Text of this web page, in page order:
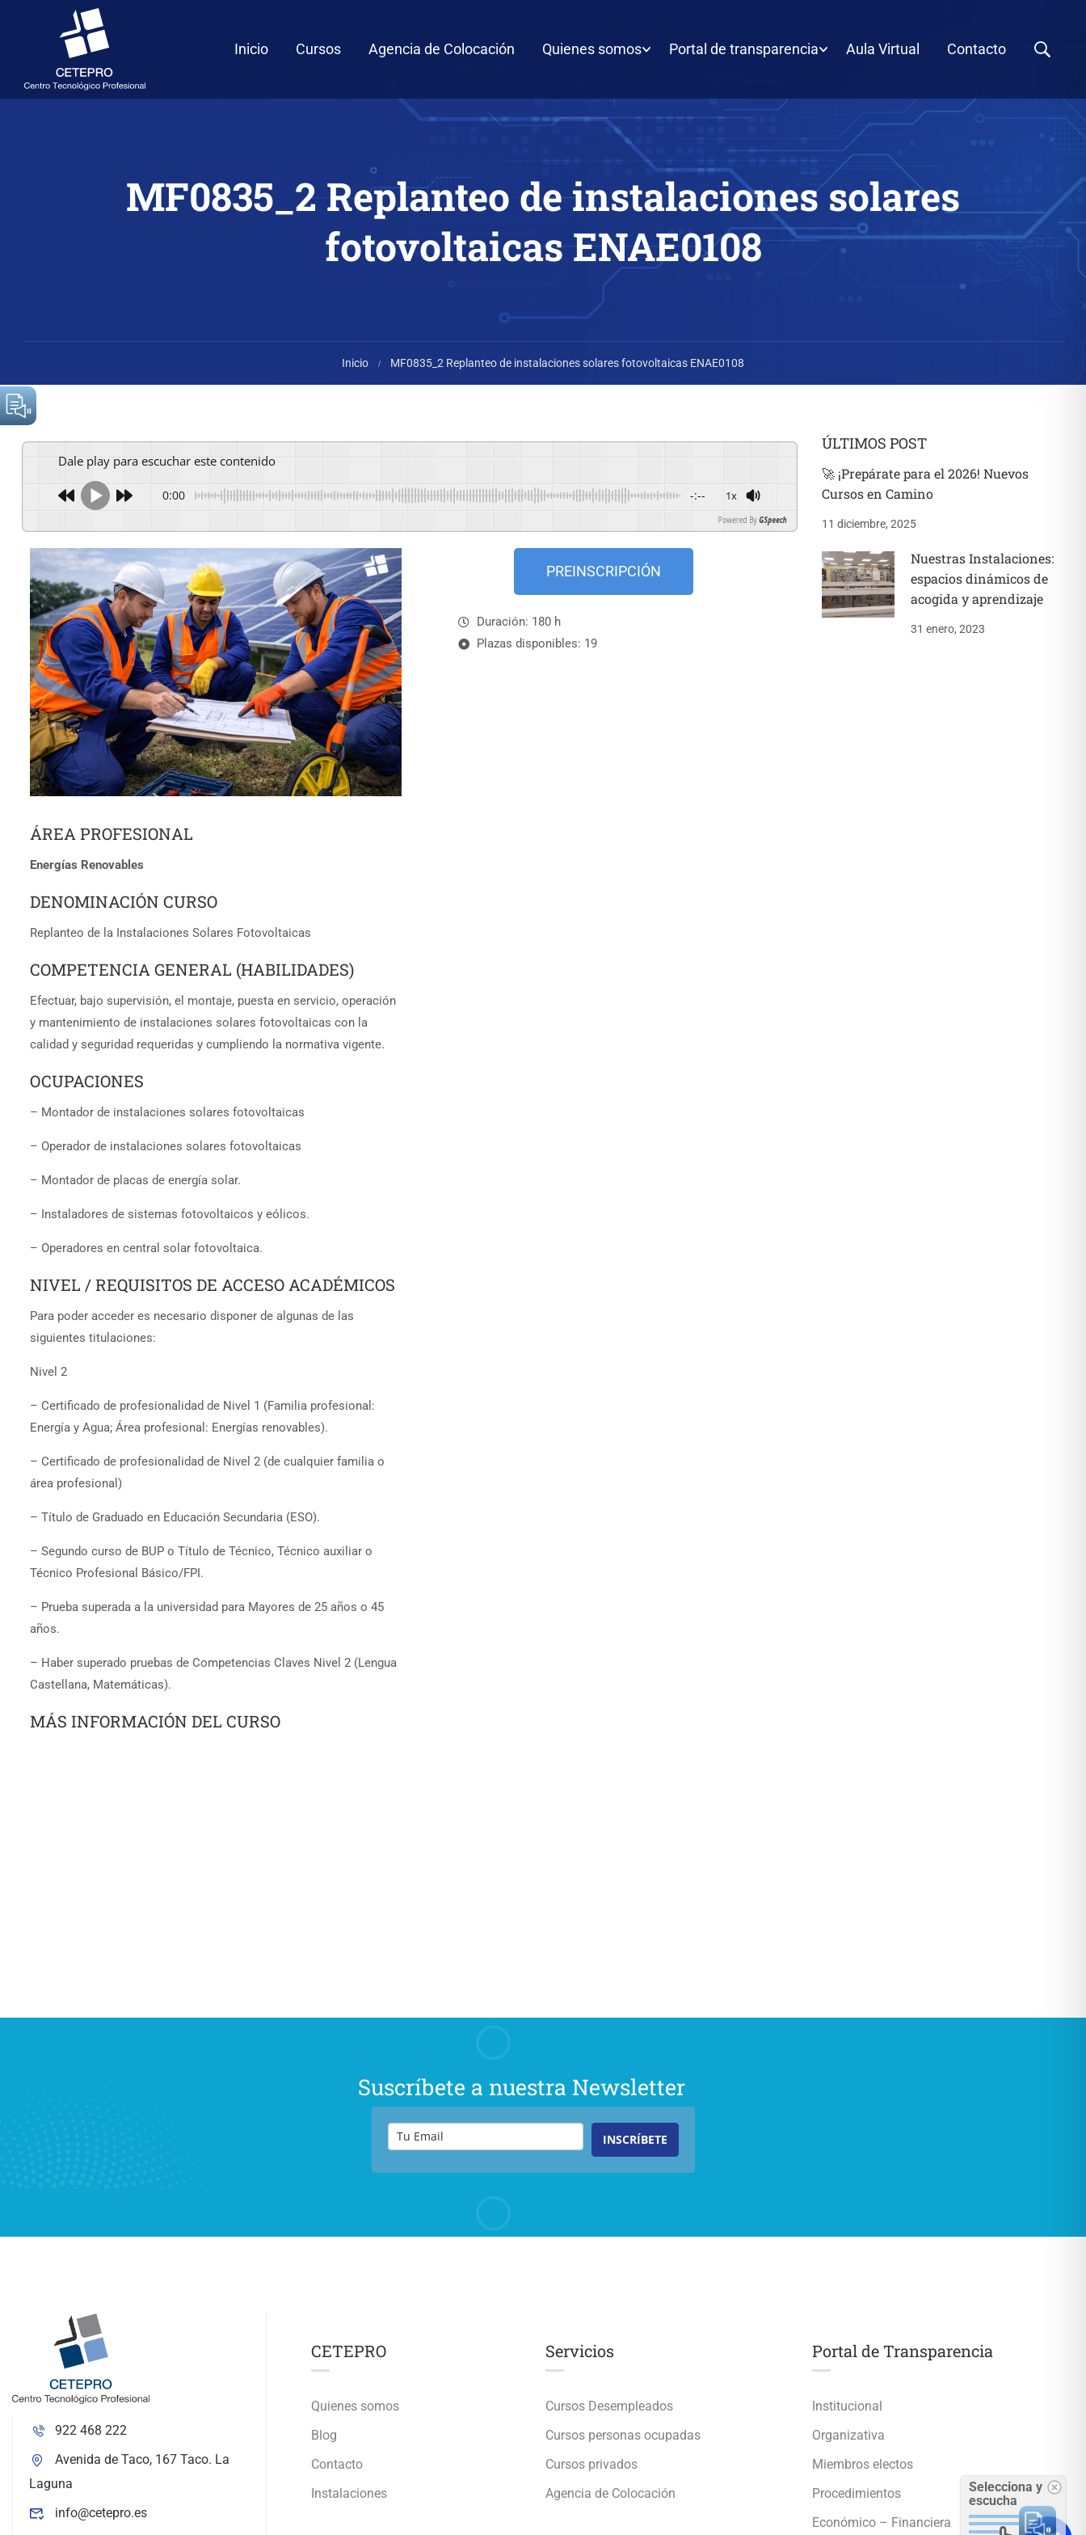
Inicio Cursos Agencia de Colocación Quienes somos Portal de transparencia Aula Virtual Contacto
MF0835_2 Replanteo de instalaciones solares
fotovoltaicas ENAE0108
Inicio MF0835_2 Replanteo de instalaciones solares fotovoltaicas ENAE0108
Dale play para escuchar este contenido
0:00 -:-- 1x
Powered By GSpeech
ÁREA PROFESIONAL
Energías Renovables
DENOMINACIÓN CURSO
Replanteo de la Instalaciones Solares Fotovoltaicas
COMPETENCIA GENERAL (HABILIDADES)
Efectuar, bajo supervisión, el montaje, puesta en servicio, operación
y mantenimiento de instalaciones solares fotovoltaicas con la
calidad y seguridad requeridas y cumpliendo la normativa vigente.
OCUPACIONES
– Montador de instalaciones solares fotovoltaicas
– Operador de instalaciones solares fotovoltaicas
– Montador de placas de energía solar.
– Instaladores de sistemas fotovoltaicos y eólicos.
– Operadores en central solar fotovoltaica.
NIVEL / REQUISITOS DE ACCESO ACADÉMICOS
Para poder acceder es necesario disponer de algunas de las
siguientes titulaciones:
Nivel 2
– Certificado de profesionalidad de Nivel 1 (Familia profesional:
Energía y Agua; Área profesional: Energías renovables).
– Certificado de profesionalidad de Nivel 2 (de cualquier familia o
área profesional)
– Título de Graduado en Educación Secundaria (ESO).
– Segundo curso de BUP o Título de Técnico, Técnico auxiliar o
Técnico Profesional Básico/FPI.
– Prueba superada a la universidad para Mayores de 25 años o 45
años.
– Haber superado pruebas de Competencias Claves Nivel 2 (Lengua
Castellana, Matemáticas).
MÁS INFORMACIÓN DEL CURSO
PREINSCRIPCIÓN
Duración: 180 h
Plazas disponibles: 19
ÚLTIMOS POST
🚀 ¡Prepárate para el 2026! Nuevos
Cursos en Camino
11 diciembre, 2025
Nuestras Instalaciones:
espacios dinámicos de
acogida y aprendizaje
31 enero, 2023
Suscríbete a nuestra Newsletter
INSCRÍBETE
922 468 222
Avenida de Taco, 167 Taco. La
Laguna
info@cetepro.es
CETEPRO
Quienes somos
Blog
Contacto
Instalaciones
Servicios
Cursos Desempleados
Cursos personas ocupadas
Cursos privados
Agencia de Colocación
Portal de Transparencia
Institucional
Organizativa
Miembros electos
Procedimientos
Económico – Financiera
Selecciona y
escucha